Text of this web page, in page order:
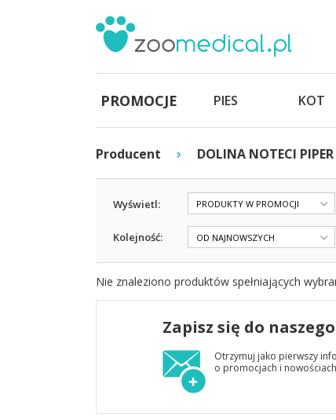
PROMOCJE PIES KOT
Producent › DOLINA NOTECI PIPER
Wyświetl: PRODUKTY W PROMOCJI
Kolejność: OD NAJNOWSZYCH
Nie znaleziono produktów spełniających
Zapisz się do
Otrzymuj jako pierwszy
o promocjach i nowościach